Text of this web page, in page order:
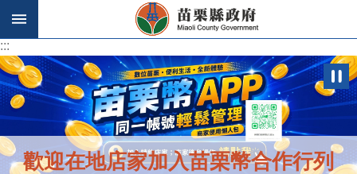
跳到主要內容區塊
:::
:::
歡迎在地店家加入苗栗幣合作行列